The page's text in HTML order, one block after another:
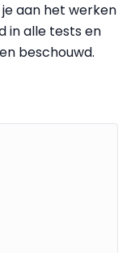
aan het werken
in alle tests en
beschouwd.